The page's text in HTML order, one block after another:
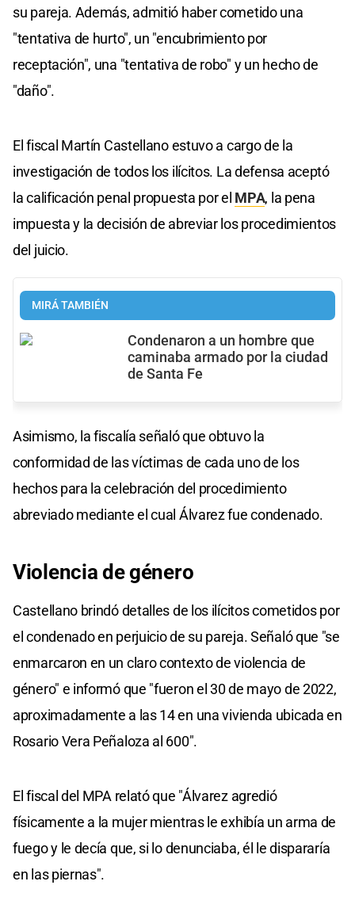
su pareja. Además, admitió haber cometido una
"tentativa de hurto", un "encubrimiento por
receptación", una "tentativa de robo" y un hecho de
"daño".
El fiscal Martín Castellano estuvo a cargo de la
investigación de todos los ilícitos. La defensa aceptó
la calificación penal propuesta por el MPA, la pena
impuesta y la decisión de abreviar los procedimientos
del juicio.
MIRÁ TAMBIÉN
Condenaron a un hombre que
caminaba armado por la ciudad
de Santa Fe
Asimismo, la fiscalía señaló que obtuvo la
conformidad de las víctimas de cada uno de los
hechos para la celebración del procedimiento
abreviado mediante el cual Álvarez fue condenado.
Violencia de género
Castellano brindó detalles de los ilícitos cometidos por
el condenado en perjuicio de su pareja. Señaló que "se
enmarcaron en un claro contexto de violencia de
género" e informó que "fueron el 30 de mayo de 2022,
aproximadamente a las 14 en una vivienda ubicada en
Rosario Vera Peñaloza al 600".
El fiscal del MPA relató que "Álvarez agredió
físicamente a la mujer mientras le exhibía un arma de
fuego y le decía que, si lo denunciaba, él le dispararía
en las piernas".